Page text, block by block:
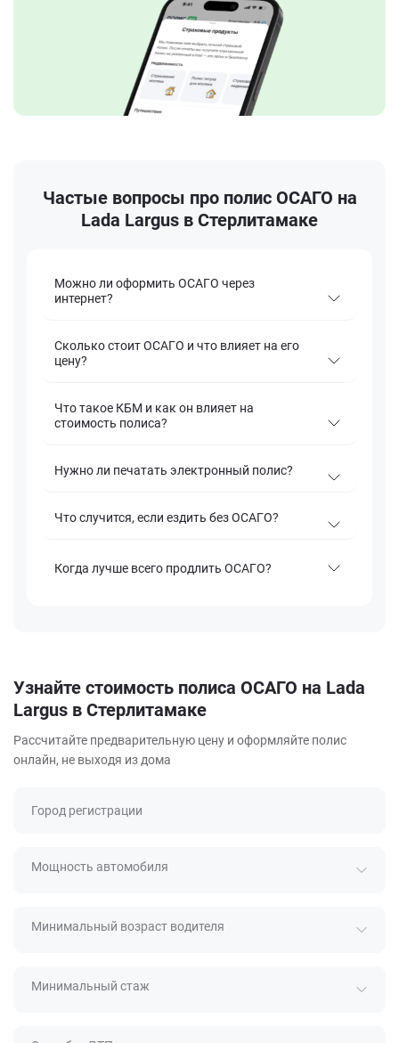
Частые вопросы про полис ОСАГО на
Lada Largus в Стерлитамаке
Можно ли оформить ОСАГО через
интернет?
Сколько стоит ОСАГО и что влияет на его
цену?
Что такое КБМ и как он влияет на
стоимость полиса?
Нужно ли печатать электронный полис?
Что случится, если ездить без ОСАГО?
Когда лучше всего продлить ОСАГО?
Узнайте стоимость полиса ОСАГО на Lada
Largus в Стерлитамаке
Рассчитайте предварительную цену и оформляйте полис
онлайн, не выходя из дома
Город регистрации
Мощность автомобиля
Минимальный возраст водителя
Минимальный стаж